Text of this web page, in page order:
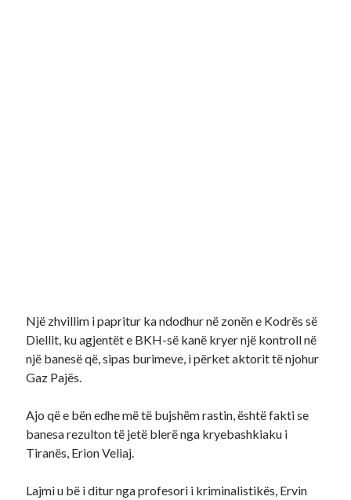
Një zhvillim i papritur ka ndodhur në zonën e Kodrës së
Diellit, ku agjentët e BKH-së kanë kryer një kontroll në
një banesë që, sipas burimeve, i përket aktorit të njohur
Gaz Pajës.
Ajo që e bën edhe më të bujshëm rastin, është fakti se
banesa rezulton të jetë blerë nga kryebashkiaku i
Tiranës, Erion Veliaj.
Lajmi u bë i ditur nga profesori i kriminalistikës, Ervin